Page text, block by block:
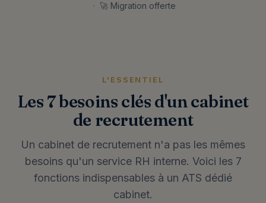
· 🚀 Migration offerte
L'ESSENTIEL
Les 7 besoins clés d'un cabinet
de recrutement
Un cabinet de recrutement n'a pas les mêmes
besoins qu'un service RH interne. Voici les 7
fonctions indispensables à un ATS dédié
cabinet.